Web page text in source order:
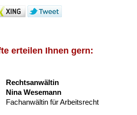
erteilen Ihnen gern:
Rechtsanwältin
Nina Wesemann
Fachanwältin für Arbeitsrecht